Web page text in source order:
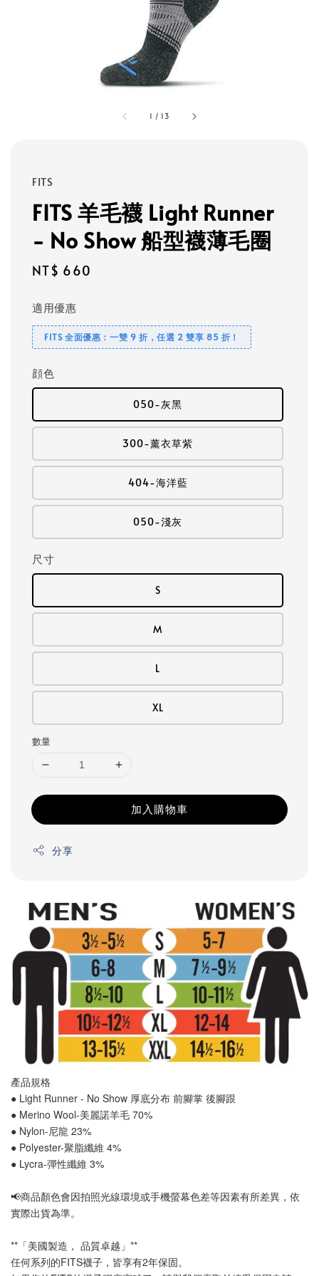
1 / 13
FITS
FITS 羊毛襪 Light Runner
- No Show 船型襪薄毛圈
Regular
NT$ 660
適用優惠
FITS 全面優惠：一雙 9 折，任選 2 雙享 85 折！
顔色
050-灰黑
300-薰衣草紫
404-海洋藍
050-淺灰
尺寸
S
M
L
XL
數量
加入購物車
分享
產品規格
● Light Runner - No Show 厚底分布 前腳掌 後腳跟
● Merino Wool-美麗諾羊毛 70%
● Nylon-尼龍 23%
● Polyester-聚脂纖維 4%
● Lycra-彈性纖維 3%
📢商品顏色會因拍照光線環境或手機螢幕色差等因素有所差異，依
實際出貨為準。
**「美國製造， 品質卓越」**
任何系列的FITS襪子，皆享有2年保固。